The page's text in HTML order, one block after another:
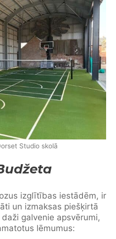
Studio skolā
izglītības iestādēm, ir
un izmaksas piešķirtā
galvenie apsvērumi,
lēmumus: